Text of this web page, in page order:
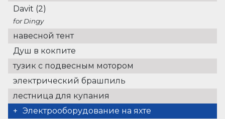
Davit (2)
for Dingy
навесной тент
Душ в кокпите
тузик с подвесным мотором
электрический брашпиль
лестница для купания
Электрооборудование на яхте